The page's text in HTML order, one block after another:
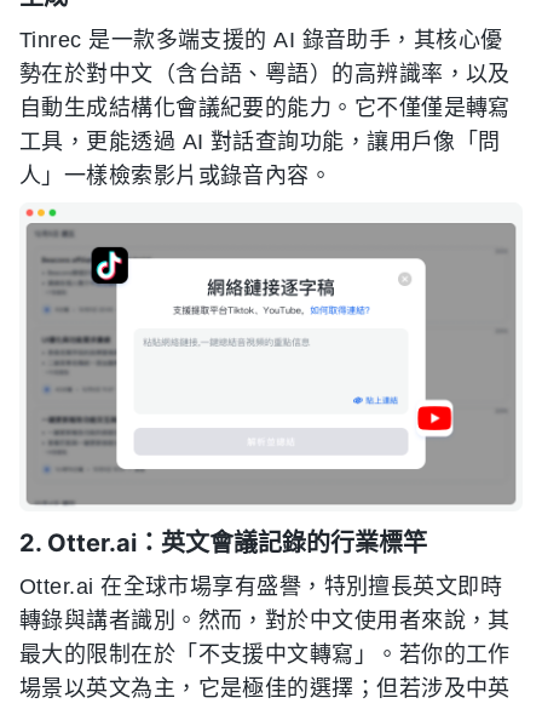
Tinrec 是一款多端支援的 AI 錄音助手，其核心優
勢在於對中文（含台語、粵語）的高辨識率，以及
自動生成結構化會議紀要的能力。它不僅僅是轉寫
工具，更能透過 AI 對話查詢功能，讓用戶像「問
人」一樣檢索影片或錄音內容。
2. Otter.ai：英文會議記錄的行業標竿
Otter.ai 在全球市場享有盛譽，特別擅長英文即時
轉錄與講者識別。然而，對於中文使用者來說，其
最大的限制在於「不支援中文轉寫」。若你的工作
場景以英文為主，它是極佳的選擇；但若涉及中英